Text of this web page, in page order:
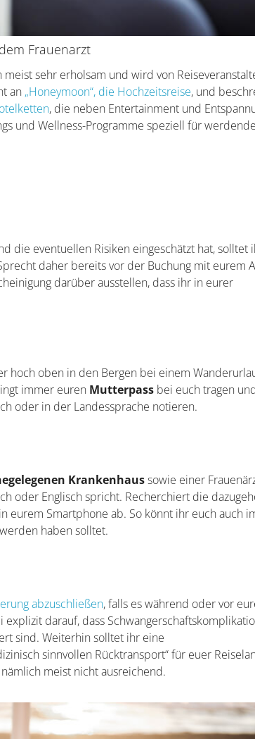
Frauenarzt
sehr erholsam und wird von
an „Honeymoon“, die Hochzeitsreise, und
, die neben Entertainment und
und Wellness-Programme speziell für werdende
die eventuellen Risiken eingeschätzt hat, solltet
daher bereits vor der Buchung mit eurem
darüber ausstellen, dass ihr in eurer
hoch oben in den Bergen bei einem
immer euren Mutterpass bei euch tragen
oder in der Landessprache notieren.
Krankenhaussowie einer
oder Englisch spricht. Recherchiert die
eurem Smartphone ab. So könnt ihr euch auch
haben solltet.
abzuschließen, falls es während oder vor
darauf, dass
sind. Weiterhin solltet ihr eine
sinnvollen Rücktransport“ für euer
meist nicht ausreichend.